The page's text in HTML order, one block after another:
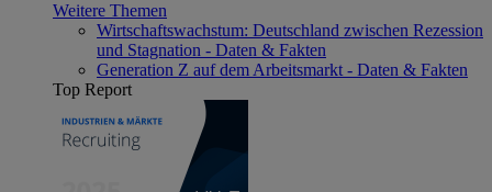
Weitere Themen
Wirtschaftswachstum: Deutschland zwischen Rezession
und Stagnation - Daten & Fakten
Generation Z auf dem Arbeitsmarkt - Daten & Fakten
Top Report